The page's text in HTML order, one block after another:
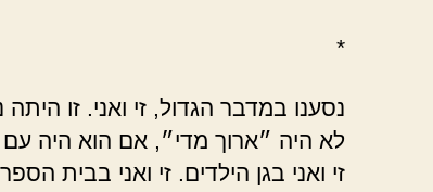
*
נסענו במדבר הגדול, זי ואני. זו
לא היה ״ארוך מדי״, אם הוא היה עם
זי ואני בגן הילדים. זי ואני בבית